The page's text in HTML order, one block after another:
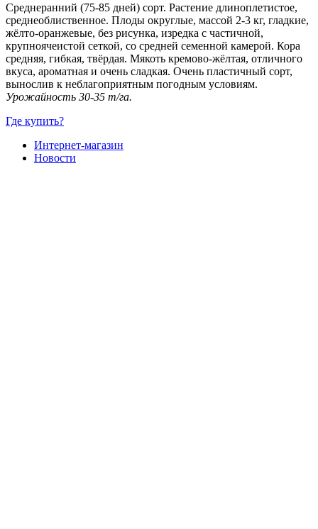
Среднеранний (75-85 дней) сорт. Растение длиноплетистое,
среднеоблиственное. Плоды округлые, массой 2-3 кг, гладкие,
жёлто-оранжевые, без рисунка, изредка с частичной,
крупноячеистой сеткой, со средней семенной камерой. Кора
средняя, гибкая, твёрдая. Мякоть кремово-жёлтая, отличного
вкуса, ароматная и очень сладкая. Очень пластичный сорт,
вынослив к неблагоприятным погодным условиям.
Урожайность 30-35 т/га.
Где купить?
Интернет-магазин
Новости